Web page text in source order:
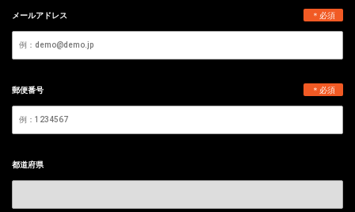
メールアドレス ＊必須
郵便番号 ＊必須
都道府県